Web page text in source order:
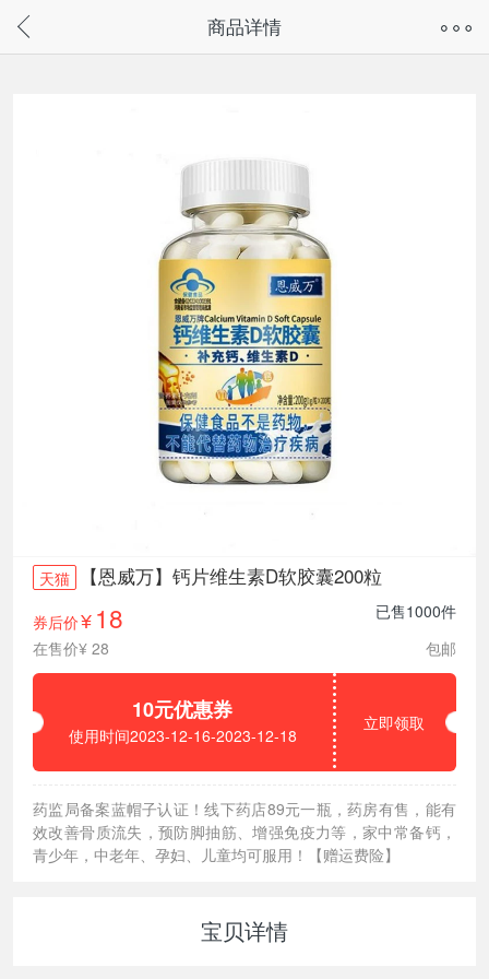
请通过微信或支付宝搜“奇兔客小程序”访问
商品详情
天猫 【恩威万】钙片维生素D软胶囊200粒
券后价¥ 18
已售1000件
在售价¥ 28
包邮
10元优惠券
使用时间2023-12-16-2023-12-18
立即领取
药监局备案蓝帽子认证！线下药店89元一瓶，药房有售，能有
效改善骨质流失，预防脚抽筋、增强免疫力等，家中常备钙，
青少年，中老年、孕妇、儿童均可服用！【赠运费险】
宝贝详情